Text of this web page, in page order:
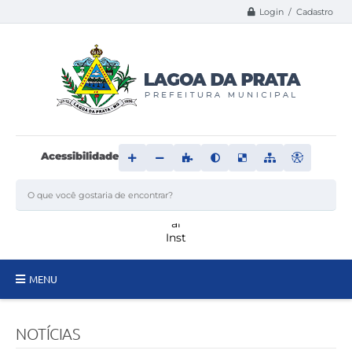
Login / Cadastro
Acessibilidade
MENU
NOTÍCIAS